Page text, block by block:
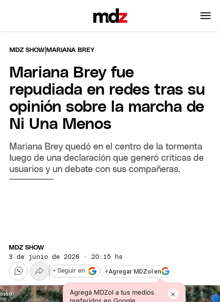
MDZ SHOW |MARIANA BREY
Mariana Brey fue
repudiada en redes tras su
opinión sobre la marcha de
Ni Una Menos
Mariana Brey quedó en el centro de la tormenta
luego de una declaración que generó críticas de
usuarios y un debate con sus compañeras.
MDZ SHOW
3 de junio de 2026 · 20:15 hs
+Agregar MDZol en
Agregá MDZol a tus medios
×
+ Seguir en